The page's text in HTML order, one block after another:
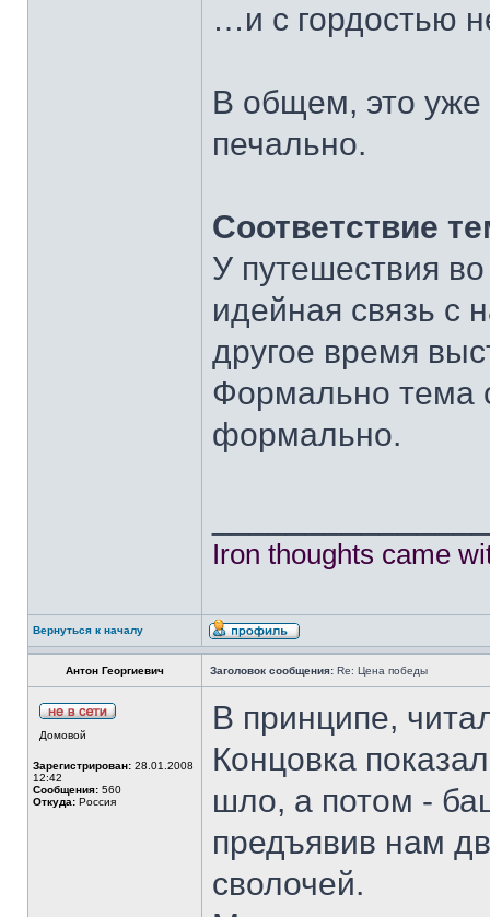
…и с гордостью
В общем, это уже
печально.
Соответствие
У путешествия
идейная связь с
другое время
Формально тема
формально.
Iron thoughts came
Вернуться к началу
Антон Георгиевич Заголовок сообщения: Re: Цена победы
Домовой
Зарегистрирован: 28.01.2008
12:42
Сообщения: 560
Откуда: Россия
В принципе,
Концовка
шло, а потом -
предъявив нам
сволочей.